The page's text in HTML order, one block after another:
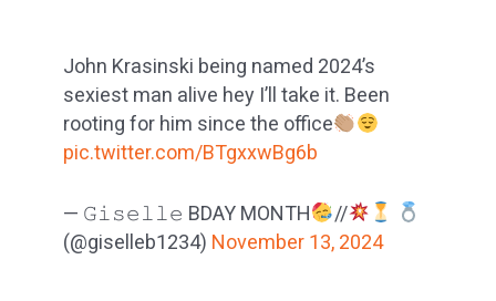
John Krasinski being named 2024’s
sexiest man alive hey I’ll take it. Been
rooting for him since the office
pic.twitter.com/BTgxxwBg6b
— 𝙶𝚒𝚜𝚎𝚕𝚕𝚎 BDAY MONTH
//
(@giselleb1234) November 13, 2024